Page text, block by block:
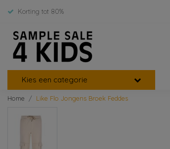
Korting tot 80%
Kies een categorie
Home Like Flo Jongens Broek Feddes